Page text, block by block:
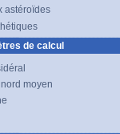
astéroïdes
de calcul
moyen